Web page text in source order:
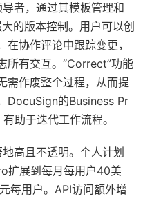
者，通过其模板管理和
的版本控制。用户可以创
协作评论中跟踪变更，
所有交互。“Correct”功能
需作废整个过程，从而提
DocuSign的Business Pr
助于迭代工作流程。
高且不透明。个人计划
扩展到每月每用户40美
每用户。API访问额外增